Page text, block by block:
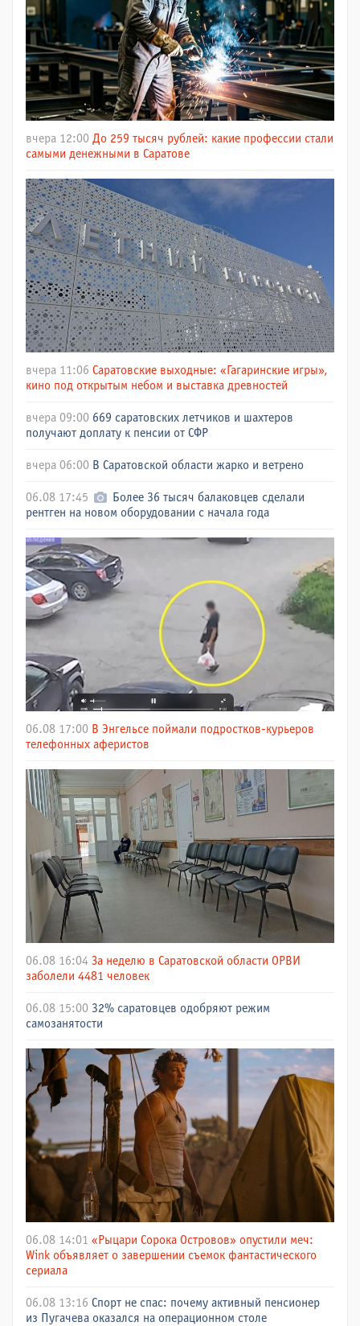
вчера 12:00 До 259 тысяч рублей: какие профессии стали
самыми денежными в Саратове
вчера 11:06 Саратовские выходные: «Гагаринские игры»,
кино под открытым небом и выставка древностей
вчера 09:00 669 саратовских летчиков и шахтеров
получают доплату к пенсии от СФР
вчера 06:00 В Саратовской области жарко и ветрено
06.08 17:45
Более 36 тысяч балаковцев сделали
рентген на новом оборудовании с начала года
06.08 17:00 В Энгельсе поймали подростков-курьеров
телефонных аферистов
06.08 16:04 За неделю в Саратовской области ОРВИ
заболели 4481 человек
06.08 15:00 32% саратовцев одобряют режим
самозанятости
06.08 14:01 «Рыцари Сорока Островов» опустили меч:
Wink объявляет о завершении съемок фантастического
сериала
06.08 13:16 Спорт не спас: почему активный пенсионер
из Пугачева оказался на операционном столе